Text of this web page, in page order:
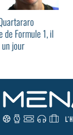
de Formule 1, il
jour